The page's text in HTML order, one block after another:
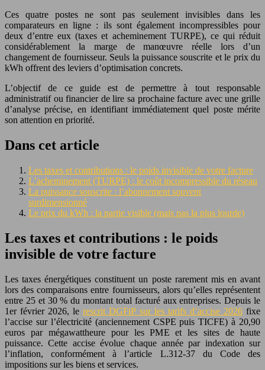
Ces quatre postes ne sont pas seulement invisibles dans les
comparateurs en ligne : ils sont également incompressibles pour
deux d’entre eux (taxes et acheminement TURPE), ce qui réduit
considérablement la marge de manœuvre réelle lors d’un
changement de fournisseur. Seuls la puissance souscrite et le prix du
kWh offrent des leviers d’optimisation concrets.
L’objectif de ce guide est de permettre à tout responsable
administratif ou financier de lire sa prochaine facture avec une grille
d’analyse précise, en identifiant immédiatement quel poste mérite
son attention en priorité.
Dans cet article
Les taxes et contributions : le poids invisible de votre facture
L’acheminement (TURPE) : le coût incompressible du réseau
La puissance souscrite : l’abonnement souvent
surdimensionné
Le prix du kWh : la partie visible (mais pas la plus lourde)
Les taxes et contributions : le poids
invisible de votre facture
Les taxes énergétiques constituent un poste rarement mis en avant
lors des comparaisons entre fournisseurs, alors qu’elles représentent
entre 25 et 30 % du montant total facturé aux entreprises. Depuis le
1er février 2026, lerescrit DGFiP sur les tarifs d’accise 2026fixe
l’accise sur l’électricité (anciennement CSPE puis TICFE) à 20,90
euros par mégawattheure pour les PME et les sites de haute
puissance. Cette accise évolue chaque année par indexation sur
l’inflation, conformément à l’article L.312-37 du Code des
impositions sur les biens et services.